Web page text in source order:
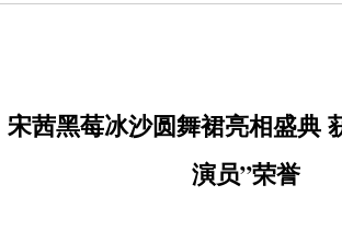
宋茜黑莓冰沙圆舞裙亮相盛典
演员”荣誉